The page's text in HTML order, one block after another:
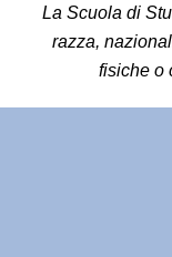
La Scuola di
razza,
fisiche o